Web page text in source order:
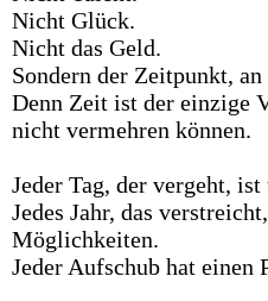
Nicht Glück.
Nicht das Geld.
Sondern der Zeitpunkt,
Denn Zeit ist der einzige
nicht vermehren können.
Jeder Tag, der vergeht,
Jedes Jahr, das
Möglichkeiten.
Jeder Aufschub hat einen